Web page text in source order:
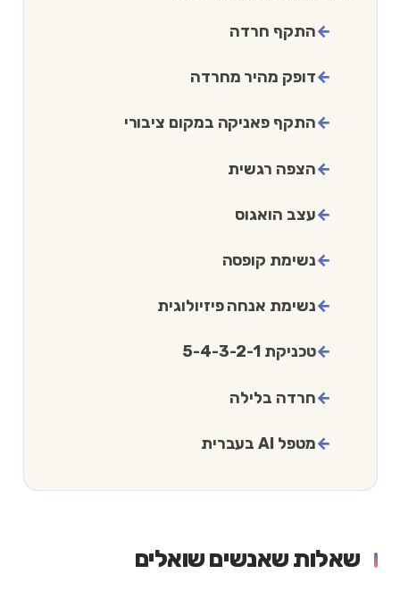
התקף חרדה
דופק מהיר מחרדה
התקף פאניקה במקום ציבורי
הצפה רגשית
עצב הואגוס
נשימת קופסה
נשימת אנחה פיזיולוגית
טכניקת 5-4-3-2-1
חרדה בלילה
מטפל AI בעברית
שאלות שאנשים שואלים